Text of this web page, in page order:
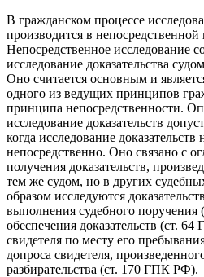
В гражданском процессе
производится в
Непосредственное исследование
исследование доказательства
Оно считается основным и
одного из ведущих принципов
принципа непосредственности.
исследование доказательств
когда исследование доказательств
непосредственно. Оно связано с
получения доказательств,
тем же судом, но в других
образом исследуются
выполнения судебного
обеспечения доказательств (ст.
свидетеля по месту его
допроса свидетеля,
разбирательства (ст. 170 ГПК РФ).